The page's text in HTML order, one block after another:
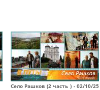
Село Рашков (2 часть ) - 02/10/25